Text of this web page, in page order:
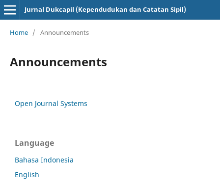
Jurnal Dukcapil (Kependudukan dan Catatan Sipil)
Home / Announcements
Announcements
Open Journal Systems
Language
Bahasa Indonesia
English